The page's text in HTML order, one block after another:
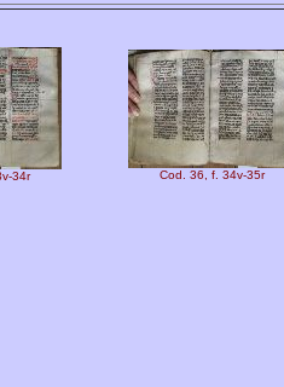
34r Cod. 36, f. 34v-35r